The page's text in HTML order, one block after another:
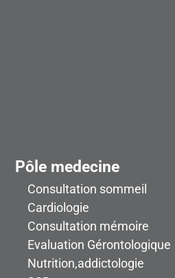
Pôle medecine
Consultation sommeil
Cardiologie
Consultation mémoire
Evaluation Gérontologique
Nutrition,addictologie